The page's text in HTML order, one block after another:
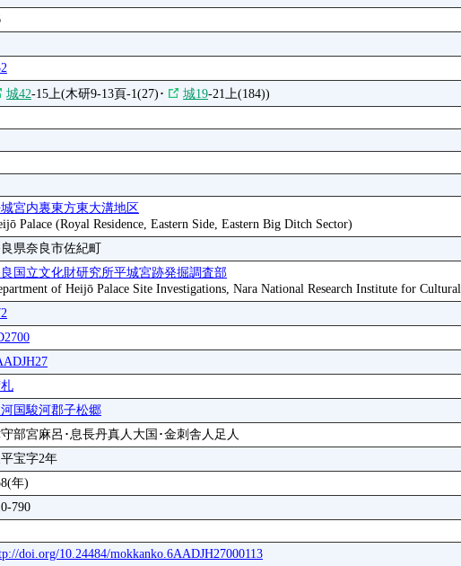
城42-15上(木研9-13頁-1(27)･ 城19-21上(184))
宮内裏東方東大溝地区
Palace (Royal Residence, Eastern Side, Eastern Big Ditch Sector)
県奈良市佐紀町
国立文化財研究所平城宮跡発掘調査部
of Heijō Palace Site Investigations, Nara National Research Institute for
国駿河郡子松郷
部宮麻呂･息長丹真人大国･金刺舎人足人
宝字2年
年)
790
doi.org/10.24484/mokkanko.6AADJH27000113